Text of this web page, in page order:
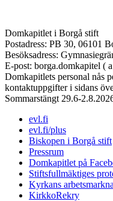
Domkapitlet i Borgå stift
Postadress: PB 30, 06101
Besöksadress:
E-post: borga.domkapitel (
Domkapitlets personal nås
kontaktuppgifter i sidans
Sommarstängt 29.6-
evl.fi
evl.fi/plus
Biskopen i Borgå stift
Pressrum
Domkapitlet på
Stiftsfullmäktiges
Kyrkans
KirkkoRekry